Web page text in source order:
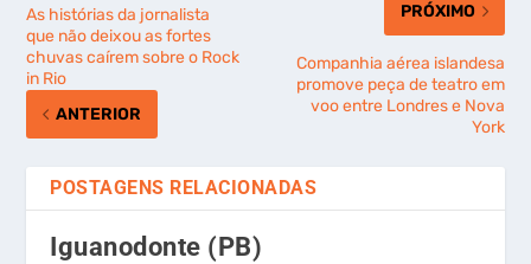
As histórias da jornalista
que não deixou as fortes
chuvas caírem sobre o Rock
in Rio
ANTERIOR
PRÓXIMO
Companhia aérea islandesa
promove peça de teatro em
voo entre Londres e Nova
York
POSTAGENS RELACIONADAS
Iguanodonte (PB)